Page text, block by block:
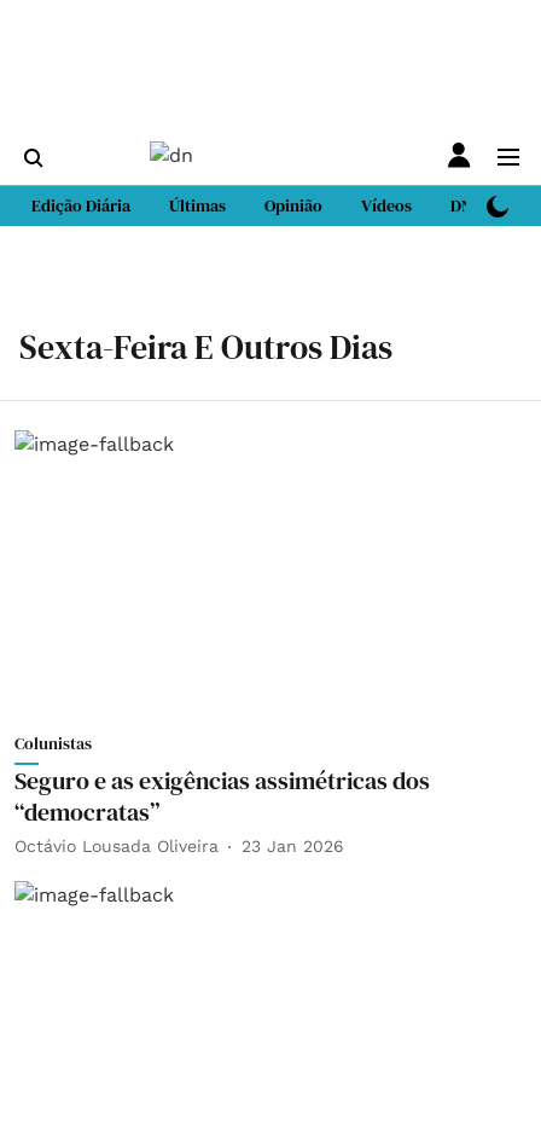
Edição Diária Últimas Opinião Vídeos DN Sport
Sexta-Feira E Outros Dias
Colunistas
Seguro e as exigências assimétricas dos
“democratas”
Octávio Lousada Oliveira 23 Jan 2026